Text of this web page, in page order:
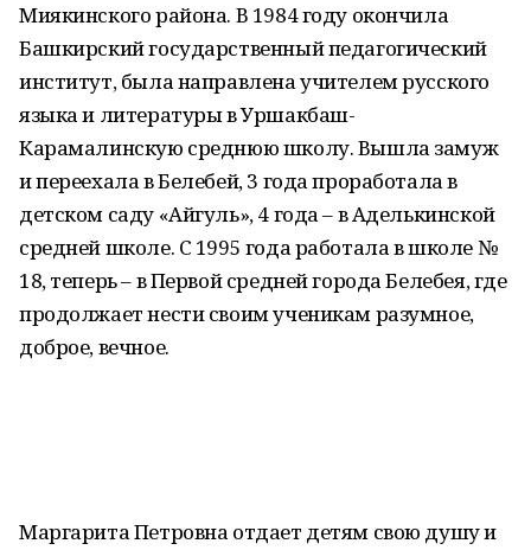
Миякинского района. В 1984 году окончила
Башкирский государственный педагогический
институт, была направлена учителем русского
языка и литературы в Уршакбаш-
Карамалинскую среднюю школу. Вышла замуж
и переехала в Белебей, 3 года проработала в
детском саду «Айгуль», 4 года – в Аделькинской
средней школе. С 1995 года работала в школе №
18, теперь – в Первой средней города Белебея, где
продолжает нести своим ученикам разумное,
доброе, вечное.
Маргарита Петровна отдает детям свою душу и